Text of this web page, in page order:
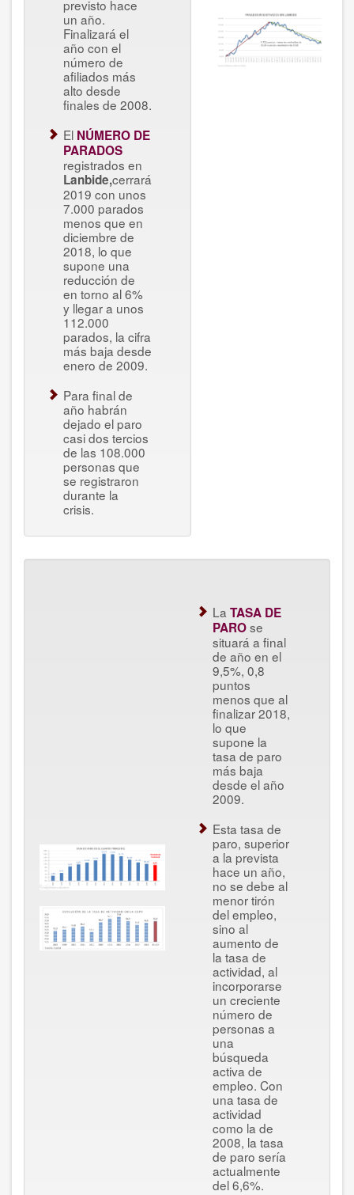
previsto hace
un año.
Finalizará el
año con el
número de
afiliados más
alto desde
finales de 2008.
El NÚMERO DE
PARADOS
registrados en
Lanbide,cerrará
2019 con unos
7.000 parados
menos que en
diciembre de
2018, lo que
supone una
reducción de
en torno al 6%
y llegar a unos
112.000
parados, la cifra
más baja desde
enero de 2009.
Para final de
año habrán
dejado el paro
casi dos tercios
de las 108.000
personas que
se registraron
durante la
crisis.
La TASA DE
PAROse
situará a final
de año en el
9,5%, 0,8
puntos
menos que al
finalizar 2018,
lo que
supone la
tasa de paro
más baja
desde el año
2009.
Esta tasa de
paro, superior
a la prevista
hace un año,
no se debe al
menor tirón
del empleo,
sino al
aumento de
la tasa de
actividad, al
incorporarse
un creciente
número de
personas a
una
búsqueda
activa de
empleo. Con
una tasa de
actividad
como la de
2008, la tasa
de paro sería
actualmente
del 6,6%.